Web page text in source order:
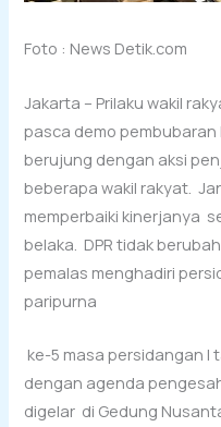
Foto : News Detik.com
Jakarta – Prilaku wakil
pasca demo pembubaran
berujung dengan aksi
beberapa wakil rakyat.
memperbaiki kinerjanya
belaka. DPR tidak
pemalas menghadiri
paripurna
ke-5 masa persidangan
dengan agenda
digelar di Gedung